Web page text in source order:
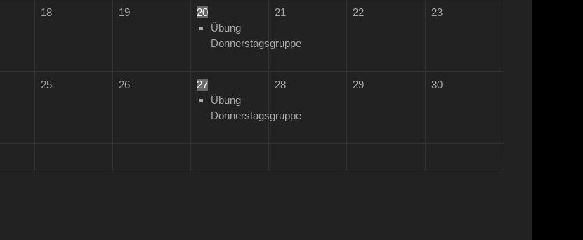
18 19
20
Übung
Donnerstagsgruppe
21 22 23
25 26
27
Übung
Donnerstagsgruppe
28 29 30